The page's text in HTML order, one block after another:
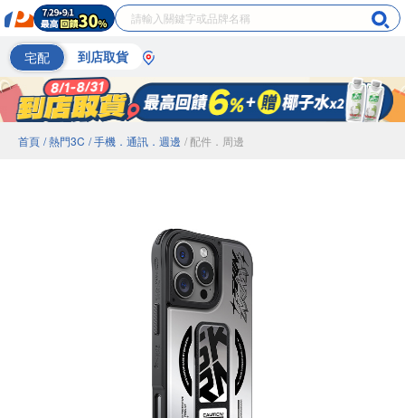
宅配 到店取貨
首頁 / 熱門3C / 手機．通訊．週邊 / 配件．周邊